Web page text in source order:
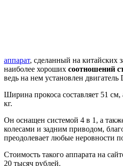
аппарат, сделанный на китайских
наиболее хороших соотношений
ведь на нем установлен двигатель
Ширина прокоса составляет 51 см,
кг.
Он оснащен системой 4 в 1, а
колесами и задним приводом,
преодолевает любые неровности
Стоимость такого аппарата на
20 тысяч рублей.